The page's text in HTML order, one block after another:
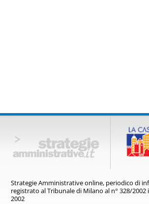
Strategie Amministrative online, periodico di
registratoal Tribunale di Milano al n° 328/2002
2002